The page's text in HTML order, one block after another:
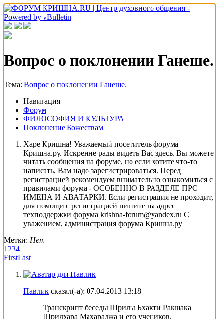
Вопрос о поклонении Ганеше.
Тема: Вопрос о поклонении Ганеше.
Навигация
Форум
ФИЛОСОФИЯ И КУЛЬТУРА
Поклонение Божествам
Харе Кришна! Уважаемый посетитель форума
Кришна.ру. Искренне рады видеть Вас здесь. Вы можете
читать сообщения на форуме, но если хотите что-то
написать, Вам надо зарегистрироваться. Перед
регистрацией рекомендуем внимательно ознакомиться с
правилами форума - ОСОБЕННО В РАЗДЕЛЕ ПРО
ИМЕНА И АВАТАРКИ. Если регистрация не проходит,
для помощи с регистрацией пишите на адрес
техподдержки форума krishna-forum@yandex.ru С
уважением, администрация форума Кришна.ру
Метки: Нет
1 234
FirstLast
Павлик сказал(-а): 07.04.2013 13:18
Транскрипт беседы Шрилы Бхакти Ракшака
Шридхара Махараджа и его учеников.